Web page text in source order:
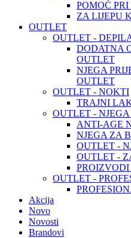
POMOĆ
ZA LIJEPU
OUTLET
OUTLET -
DODATNA
OUTLET
NJEGA
OUTLET
OUTLET - NOKTI
TRAJNI
OUTLET -
ANTI-AGE
NJEGA ZA
OUTLET -
OUTLET -
PROIZVODI
OUTLET -
Akcija
Novo
Novosti
Brandovi